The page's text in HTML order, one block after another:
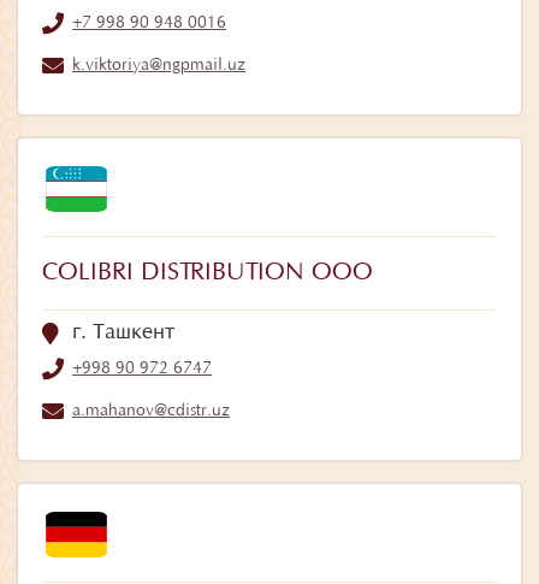
+7 998 90 948 0016
k.viktoriya@ngpmail.uz
COLIBRI DISTRIBUTION OOO
г. Ташкент
+998 90 972 6747
a.mahanov@cdistr.uz